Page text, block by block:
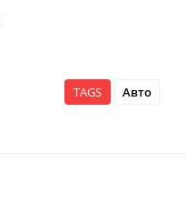
TAGS Авто